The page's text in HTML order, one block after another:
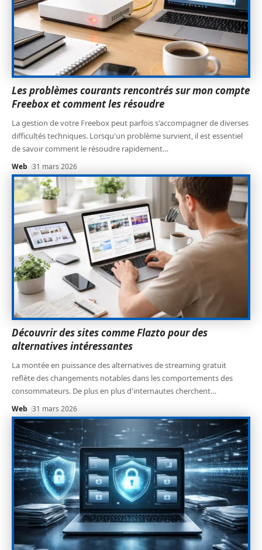
Les problèmes courants rencontrés sur mon compte
Freebox et comment les résoudre
La gestion de votre Freebox peut parfois s'accompagner de diverses
difficultés techniques. Lorsqu'un problème survient, il est essentiel
de savoir comment le résoudre rapidement…
Web 31 mars 2026
Découvrir des sites comme Flazto pour des
alternatives intéressantes
La montée en puissance des alternatives de streaming gratuit
reflète des changements notables dans les comportements des
consommateurs. De plus en plus d'internautes cherchent…
Web 31 mars 2026